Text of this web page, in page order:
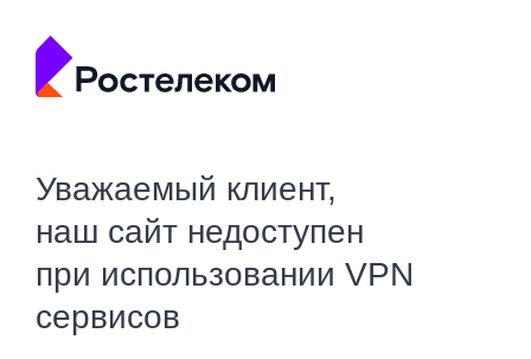
Уважаемый клиент,
наш сайт недоступен
при использовании VPN
сервисов